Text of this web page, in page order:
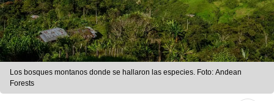
Los bosques montanos donde se hallaron las especies. Foto: Andean
Forests